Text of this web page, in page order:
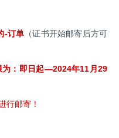
-订单 （证书开始邮寄后方可
为：即日起—2024年11月29
行邮寄！